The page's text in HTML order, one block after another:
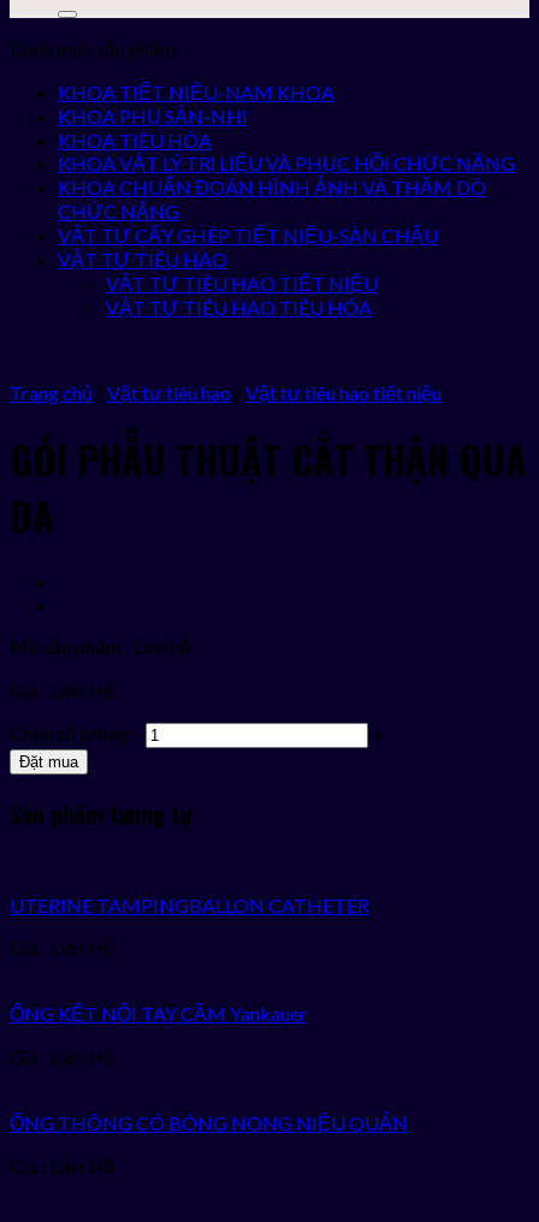
Danh mục sản phẩm
KHOA TIẾT NIỆU-NAM KHOA
KHOA PHỤ SẢN-NHI
KHOA TIÊU HÓA
KHOA VẬT LÝ TRỊ LIỆU VÀ PHỤC HỒI CHỨC NĂNG
KHOA CHUẨN ĐOÁN HÌNH ẢNH VÀ THĂM DÒ
CHỨC NĂNG
VẬT TƯ CẤY GHÉP TIẾT NIỆU-SÀN CHẬU
VẬT TƯ TIÊU HAO
VẬT TƯ TIÊU HAO TIẾT NIỆU
VẬT TƯ TIÊU HAO TIÊU HÓA
Trang chủ /Vật tư tiêu hao /Vật tư tiêu hao tiết niệu
GÓI PHẪU THUẬT CẮT THẬN QUA
DA
Mã sản phẩm : Liên hệ
Giá : Liên Hệ
Chọn số lượng - +
Đặt mua
Sản phẩm tương tự
UTERINE TAMPINGBALLON CATHETER
Giá : Liên Hệ
ỐNG KẾT NỐI TAY CẦM Yankauer
Giá : Liên Hệ
ỐNG THÔNG CÓ BÓNG NONG NIỆU QUẢN
Giá : Liên Hệ